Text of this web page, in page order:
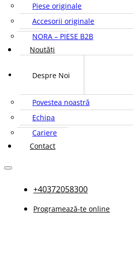
Piese originale
Accesorii originale
NORA – PIESE B2B
Noutăți
Despre Noi
Povestea noastră
Echipa
Cariere
Contact
+40372058300
Programează-te online